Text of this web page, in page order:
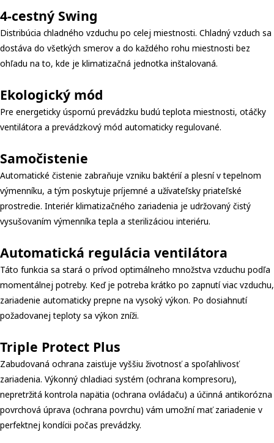
4-cestný Swing
Distribúcia chladného vzduchu po celej miestnosti. Chladný vzduch sa
dostáva do všetkých smerov a do každého rohu miestnosti bez
ohľadu na to, kde je klimatizačná jednotka inštalovaná.
Ekologický mód
Pre energeticky úspornú prevádzku budú teplota miestnosti, otáčky
ventilátora a prevádzkový mód automaticky regulované.
Samočistenie
Automatické čistenie zabraňuje vzniku baktérií a plesní v tepelnom
výmenníku, a tým poskytuje príjemné a užívateľsky priateľské
prostredie. Interiér klimatizačného zariadenia je udržovaný čistý
vysušovaním výmenníka tepla a sterilizáciou interiéru.
Automatická regulácia ventilátora
Táto funkcia sa stará o prívod optimálneho množstva vzduchu podľa
momentálnej potreby. Keď je potreba krátko po zapnutí viac vzduchu,
zariadenie automaticky prepne na vysoký výkon. Po dosiahnutí
požadovanej teploty sa výkon zníži.
Triple Protect Plus
Zabudovaná ochrana zaisťuje vyššiu životnosť a spoľahlivosť
zariadenia. Výkonný chladiaci systém (ochrana kompresoru),
nepretržitá kontrola napätia (ochrana ovládaču) a účinná antikorózna
povrchová úprava (ochrana povrchu) vám umožní mať zariadenie v
perfektnej kondícii počas prevádzky.